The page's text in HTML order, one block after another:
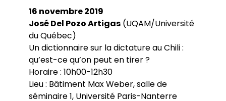
16 novembre 2019
José Del Pozo Artigas(UQAM/Université
du Québec)
Un dictionnaire sur la dictature au Chili :
qu’est-ce qu’on peut en tirer ?
Horaire : 10h00-12h30
Lieu : Bâtiment Max Weber, salle de
séminaire 1, Université Paris-Nanterre